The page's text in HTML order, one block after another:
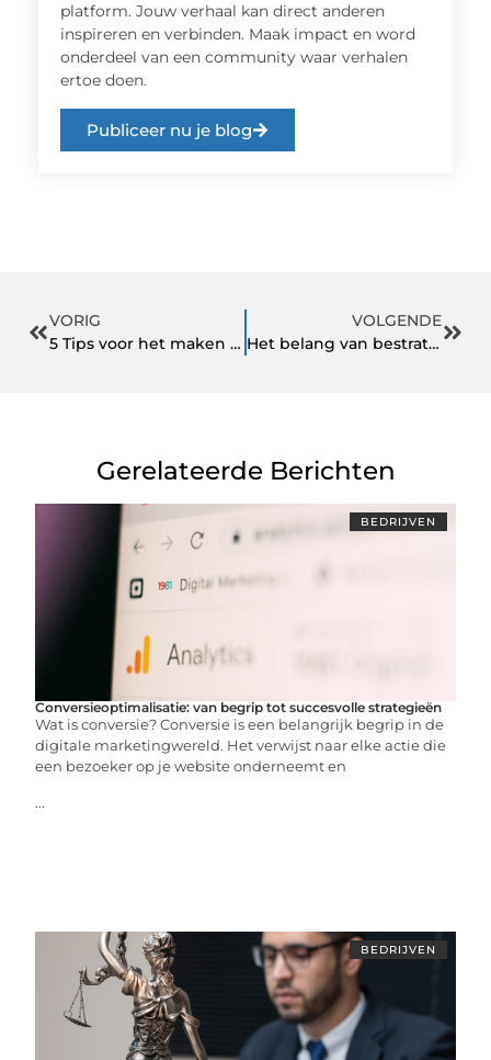
platform. Jouw verhaal kan direct anderen
inspireren en verbinden. Maak impact en word
onderdeel van een community waar verhalen
ertoe doen.
Publiceer nu je blog
VORIG
5 Tips voor het maken van een proefschrift
VOLGENDE
Het belang van bestrating in je tuin: Advies van hoveniers
Gerelateerde Berichten
BEDRIJVEN
Conversieoptimalisatie: van begrip tot succesvolle strategieën
Wat is conversie? Conversie is een belangrijk begrip in de
digitale marketingwereld. Het verwijst naar elke actie die
een bezoeker op je website onderneemt en
...
BEDRIJVEN